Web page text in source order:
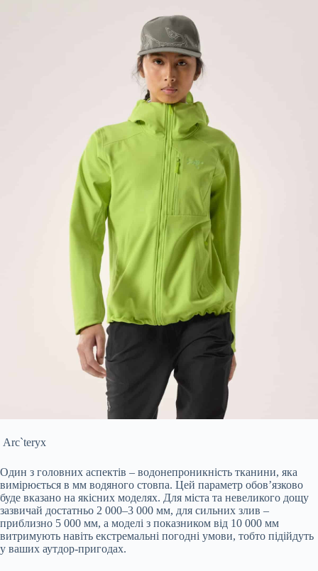
Arc`teryx
Один з головних аспектів – водонепроникність тканини, яка
вимірюється в мм водяного стовпа. Цей параметр обов’язково
буде вказано на якісних моделях. Для міста та невеликого дощу
зазвичай достатньо 2 000–3 000 мм, для сильних злив –
приблизно 5 000 мм, а моделі з показником від 10 000 мм
витримують навіть екстремальні погодні умови, тобто підійдуть
у ваших аутдор-пригодах.